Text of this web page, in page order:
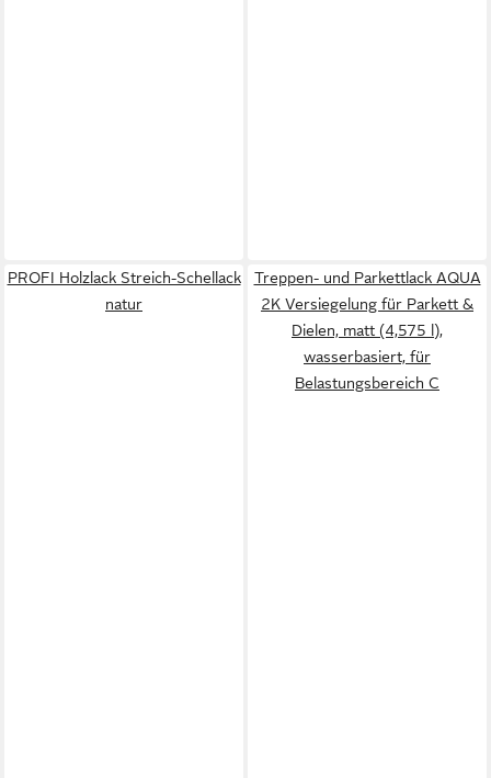
PROFI Holzlack Streich-Schellack
natur
Treppen- und Parkettlack AQUA
2K Versiegelung für Parkett &
Dielen, matt (4,575 l),
wasserbasiert, für
Belastungsbereich C